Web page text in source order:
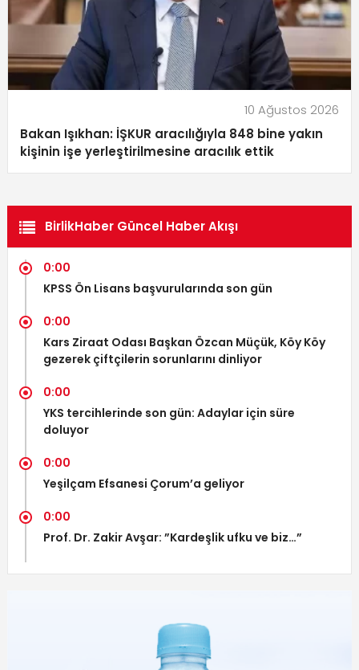
10 Ağustos 2026
Bakan Işıkhan: İŞKUR aracılığıyla 848 bine yakın
kişinin işe yerleştirilmesine aracılık ettik
BirlikHaber Güncel Haber Akışı
0:00
KPSS Ön Lisans başvurularında son gün
0:00
Kars Ziraat Odası Başkan Özcan Müçük, Köy Köy
gezerek çiftçilerin sorunlarını dinliyor
0:00
YKS tercihlerinde son gün: Adaylar için süre
doluyor
0:00
Yeşilçam Efsanesi Çorum’a geliyor
0:00
Prof. Dr. Zakir Avşar: ”Kardeşlik ufku ve biz…”